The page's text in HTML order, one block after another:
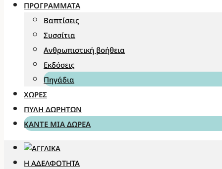
ΠΡΟΓΡΆΜΜΑΤΑ
Βαπτίσεις
Συσσίτια
Ανθρωπιστική βοήθεια
Εκδόσεις
Πηγάδια
ΧΏΡΕΣ
ΠΎΛΗ ΔΩΡΗΤΏΝ
ΚΆΝΤΕ ΜΊΑ ΔΩΡΕΆ
Η ΑΔΕΛΦΌΤΗΤΑ